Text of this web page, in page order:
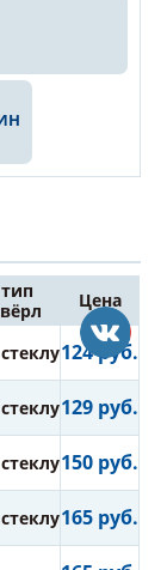
тип
Цена
124 руб.
129 руб.
150 руб.
165 руб.